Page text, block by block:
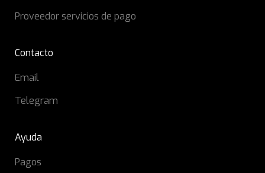
Proveedor servicios de pago
Contacto
Email
Telegram
Ayuda
Pagos